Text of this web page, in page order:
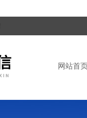
网站首